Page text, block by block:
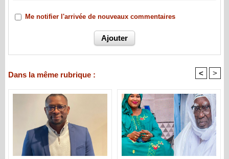
Me notifier l'arrivée de nouveaux commentaires
Dans la même rubrique : < >